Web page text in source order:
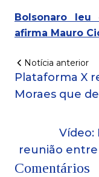
Bolsonaro
afirma Mauro
Notícia anterior
Plataforma X
Moraes que
reunião
Comentários